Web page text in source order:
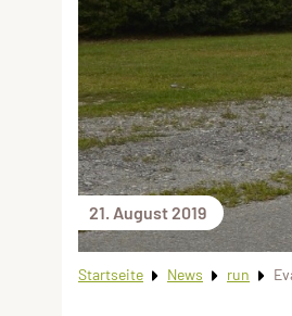
21. August 2019
Startseite News run